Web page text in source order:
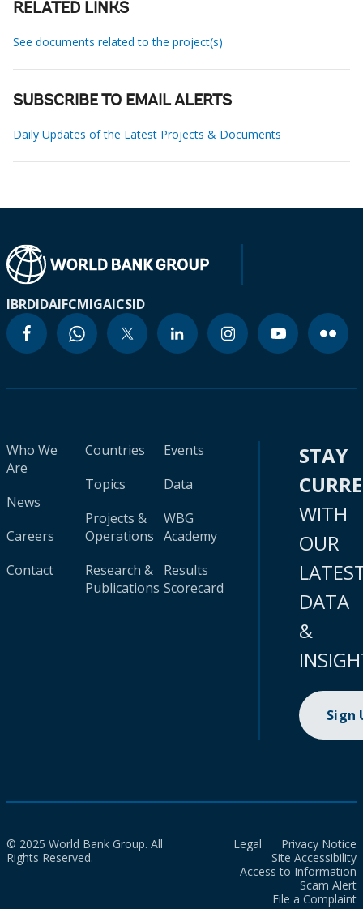
RELATED LINKS
See documents related to the project(s)
SUBSCRIBE TO EMAIL ALERTS
Daily Updates of the Latest Projects & Documents
IBRDIDAIFCMIGAICSID
Who We
Are
News
Careers
Contact
Countries
Topics
Projects &
Operations
Research &
Publications
Events
Data
WBG
Academy
Results
Scorecard
STAY
WITH
OUR
DATA
&
Sign
© 2025 World Bank Group. All
Rights Reserved.
Legal
Privacy Notice
Site Accessibility
Access to Information
Scam Alert
File a Complaint